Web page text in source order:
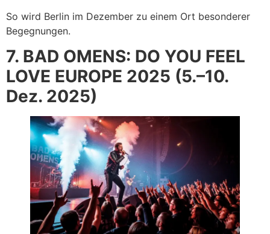
So wird Berlin im Dezember zu einem Ort besonderer
Begegnungen.
7. BAD OMENS: DO YOU FEEL
LOVE EUROPE 2025 (5.–10.
Dez. 2025)